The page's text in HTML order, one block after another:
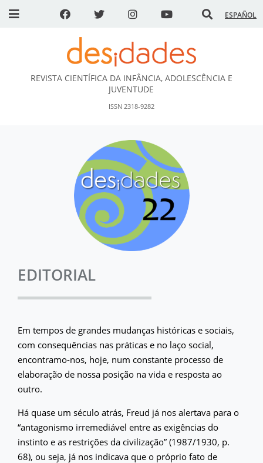
ESPAÑOL
DESidades
REVISTA CIENTÍFICA DA INFÂNCIA, ADOLESCÊNCIA E
JUVENTUDE
ISSN 2318-9282
EDITORIAL
Em tempos de grandes mudanças históricas e sociais,
com consequências nas práticas e no laço social,
encontramo-nos, hoje, num constante processo de
elaboração de nossa posição na vida e resposta ao
outro.
Há quase um século atrás, Freud já nos alertava para o
“antagonismo irremediável entre as exigências do
instinto e as restrições da civilização” (1987/1930, p.
68), ou seja, já nos indicava que o próprio fato de